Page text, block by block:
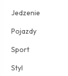
Jedzenie
Pojazdy
Sport
Styl